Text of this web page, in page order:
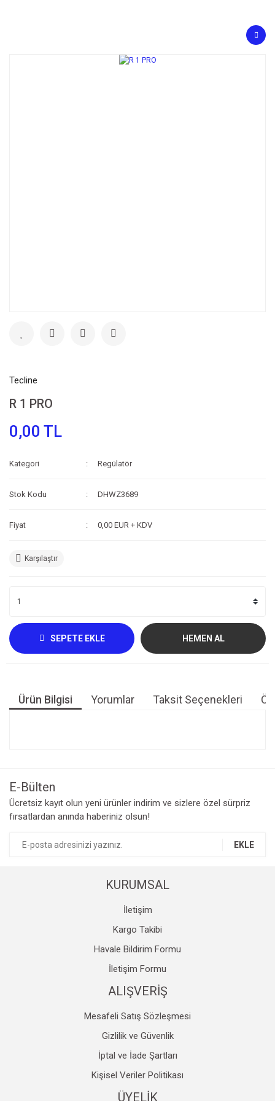
Tecline
R 1 PRO
0,00 TL
Kategori Regülatör
Stok Kodu DHWZ3689
Fiyat 0,00 EUR + KDV
Karşılaştır
SEPETE EKLE HEMEN AL
Ürün Bilgisi Yorumlar Taksit Seçenekleri
Ürün resmi kalitesiz, bozuk veya görüntülenemiyor.
Ürün açıklamasında eksik bilgiler bulunuyor.
Gönder
E-Bülten
Ücretsiz kayıt olun yeni ürünler indirim ve sizlere özel sürpriz
fırsatlardan anında haberiniz olsun!
EKLE
KURUMSAL
İletişim
Kargo Takibi
Havale Bildirim Formu
İletişim Formu
ALIŞVERİŞ
Mesafeli Satış Sözleşmesi
Gizlilik ve Güvenlik
İptal ve İade Şartları
Kişisel Veriler Politikası
ÜYELİK